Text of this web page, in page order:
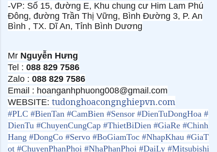
-VP: Số 15, đường E, Khu chung cư Him Lam Phú
Đông, đường Trần Thị Vững, Bình Đường 3, P. An
Bình , TX. Dĩ An, Tỉnh Bình Dương
Mr Nguyễn Hưng
Tel : 088 829 7586
Zalo : 088 829 7586
Email : hoanganhphuong008@gmail.com
WEBSITE: tudonghoacongnghiepvn.com
#PLC #BienTan #CamBien #Sensor #DienTuDongHoa #
DienTu #ChuyenCungCap #ThietBiDien #GiaRe #Chinh
Hang #DongCo #Servo #BoGiamToc #NhapKhau #GiaT
ot #ChuyenPhanPhoi #NhaPhanPhoi #DaiLy #Mitsubishi